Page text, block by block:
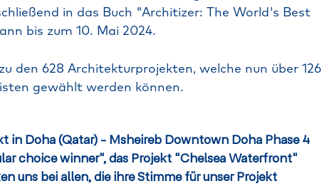
in das Buch "Architizer: The World's Best
bis zum 10. Mai 2024.
zu den 628 Architekturprojekten, welche nun über 126
gewählt werden können.
in Doha(Qatar) - Msheireb Downtown Doha Phase 4
choicewinner",das Projekt "ChelseaWaterfront"
uns beiallen,die ihreStimme fürunser Projekt